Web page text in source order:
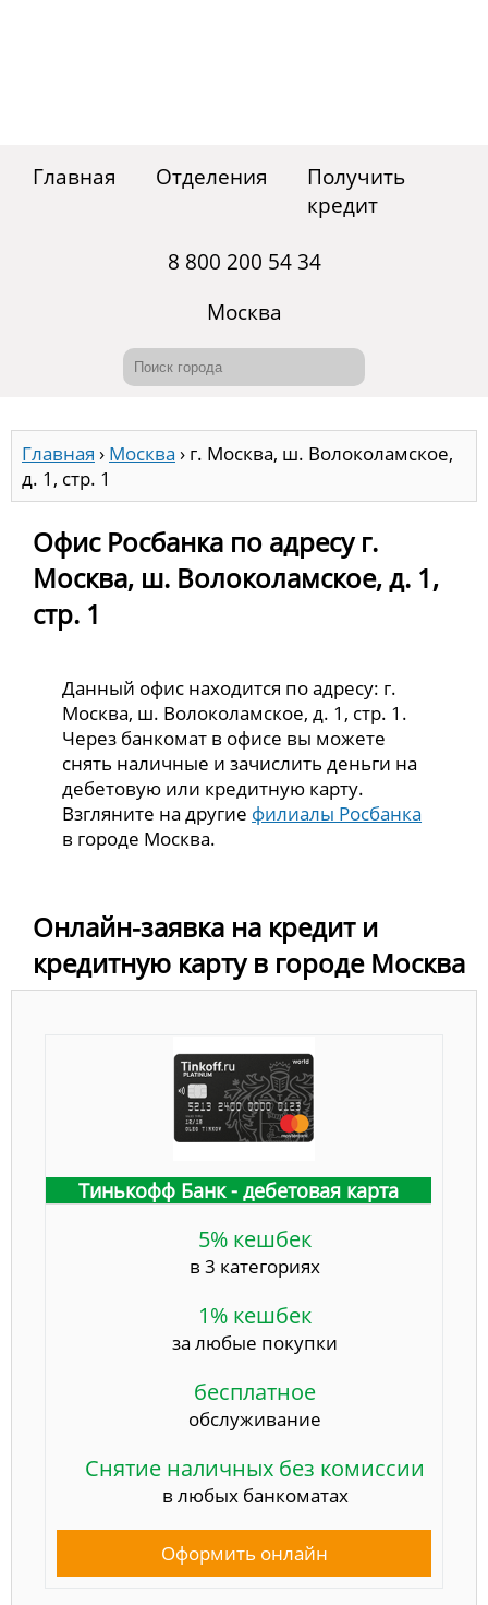
Главная Отделения
Получить
кредит
8 800 200 54 34
Москва
Главная › Москва › г. Москва, ш. Волоколамское,
д. 1, стр. 1
Офис Росбанка по адресу г.
Москва, ш. Волоколамское, д. 1,
стр. 1
Данный офис находится по адресу: г.
Москва, ш. Волоколамское, д. 1, стр. 1.
Через банкомат в офисе вы можете
снять наличные и зачислить деньги на
дебетовую или кредитную карту.
Взгляните на другие филиалы Росбанка
в городе Москва.
Онлайн-заявка на кредит и
кредитную карту в городе Москва
Тинькофф Банк - дебетовая карта
5% кешбек
в 3 категориях
1% кешбек
за любые покупки
бесплатное
обслуживание
Снятие наличных без комиссии
в любых банкоматах
Оформить онлайн